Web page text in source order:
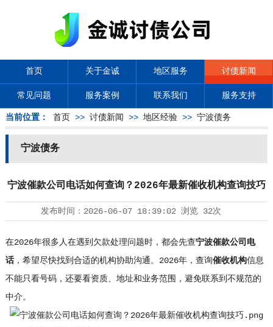
首页 关于金诚 地区服务 讨债新闻
常见问题 服务案例 联系我们 服务支持
当前位置： 首页 >> 讨债新闻 >> 地区经验>> 宁波债务
宁波债务
宁波催款公司电话如何查询？2026年最新催收机构查询技巧
发布时间： 2026-06-07 18:39:02浏览 32次
在2026年很多人在遇到欠款处理问题时，都会先查宁波催款公司电
话，希望尽快找到合适的机构协助沟通。2026年，查询催收机构信息
不能只看号码，还要看资质、地址和业务范围，避免联系到不规范的
中介。